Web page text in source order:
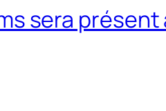
sera présent